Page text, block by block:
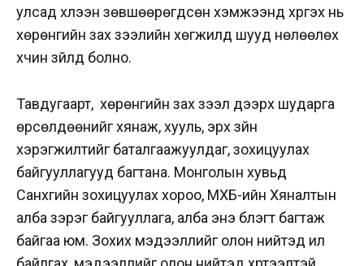
улсад хүлээн зөвшөөрөгдсөн хэмжээнд хүргэх нь
хөрөнгийн зах зээлийн хөгжилд шууд нөлөөлөх
хүчин зүйлүүд болно.
Тавдугаарт, хөрөнгийн зах зээл дээрх шударга
өрсөлдөөнийг хянаж, хууль, эрх зүйн
хэрэгжилтийг баталгаажуулдаг, зохицуулах
байгууллагууд багтана. Монголын хувьд
Санхүүгийн зохицуулах хороо, МХБ-ийн Хяналтын
алба зэрэг байгууллага, алба энэ бүлэгт багтаж
байгаа юм. Зохих мэдээллийг олон нийтэд ил